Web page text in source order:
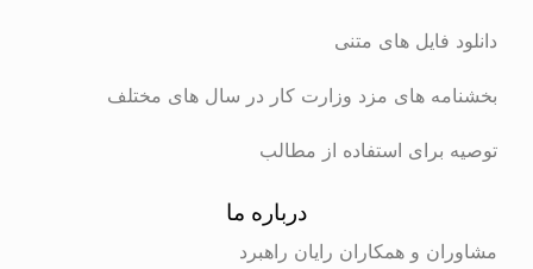
دانلود فایل های متنی
بخشنامه های مزد وزارت کار در سال های مختلف
توصیه برای استفاده از مطالب
درباره ما
مشاوران و همکاران رایان راهبرد